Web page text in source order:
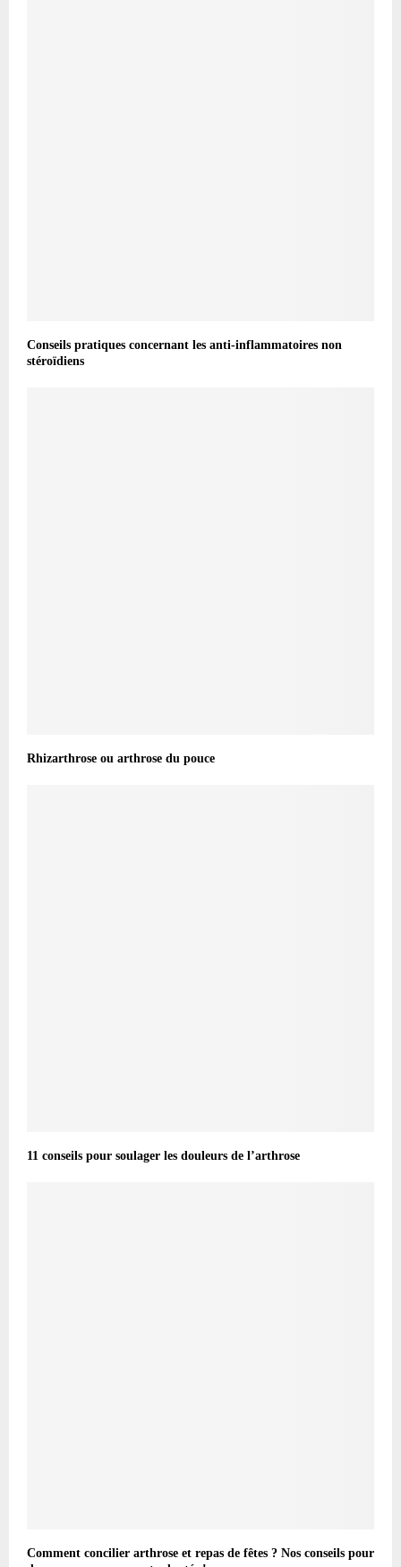
Conseils pratiques concernant les anti-inflammatoires non
stéroïdiens
Rhizarthrose ou arthrose du pouce
11 conseils pour soulager les douleurs de l’arthrose
Comment concilier arthrose et repas de fêtes ? Nos conseils pour